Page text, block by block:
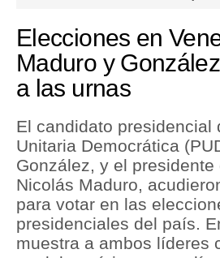
Tu Dinero
Finanzas Personales
Inmobiliarias
Plus G
Opinión
Editorial
Pregunta de hoy
2
minutes,
32
seconds
Elecciones en
Maduro y
a las urnas
El candidato presidencial
Unitaria Democrática
González, y el presidente
Nicolás Maduro,
para votar en las
presidenciales del país.
muestra a ambos líderes